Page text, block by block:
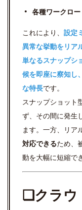
各種ワークロー
これにより、 設定
異常な挙動をリア
単なるスナップシ
候を即座に察知し
な特長です。
スナップショット
ず、その間に発生
ます。一方、リア
対応できるため、
動を大幅に短縮で
❏クラウ